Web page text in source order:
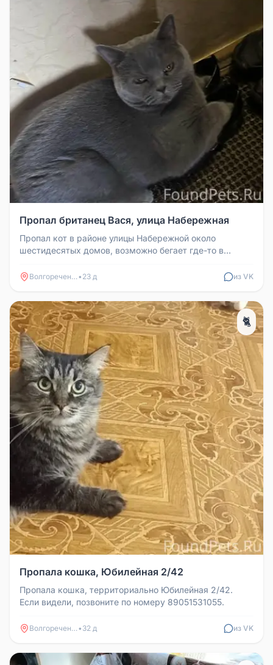
Пропал британец Вася, улица Набережная
Пропал кот в районе улицы Набережной около
шестидесятых домов, возможно бегает где-то в
Волгореченск• 23 д из VK
🐈
Пропала кошка, Юбилейная 2/42
Пропала кошка, территориально Юбилейная 2/42.
Если видели, позвоните по номеру 89051531055.
Волгореченск• 32 д из VK